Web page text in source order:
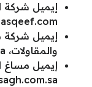
إيميل شركة
إيميل شركة
والمقاولات،
إيميل مساغ